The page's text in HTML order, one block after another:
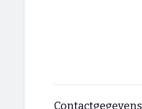
Contactgegevens